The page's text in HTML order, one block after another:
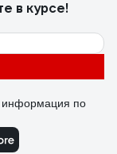
в курсе!
информация по